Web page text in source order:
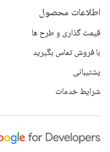
اطلاعات محصول
قیمت گذاری و طرح ها
با فروش تماس بگیرید
پشتیبانی
شرایط خدمات